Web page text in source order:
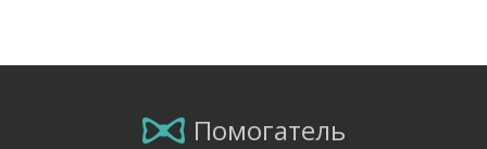
Помогатель